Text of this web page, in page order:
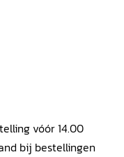
vóór 14.00
bij bestellingen